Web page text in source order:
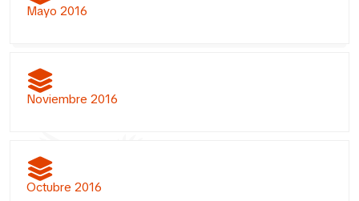
Mayo 2016
Noviembre 2016
Octubre 2016